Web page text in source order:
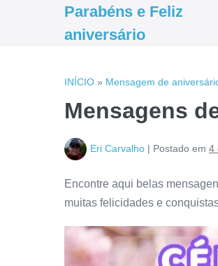
Parabéns e Feliz
aniversário
INÍCIO » Mensagem de
Mensagens
Eri Carvalho | Postado em 4
Encontre aqui belas
muitas felicidades e